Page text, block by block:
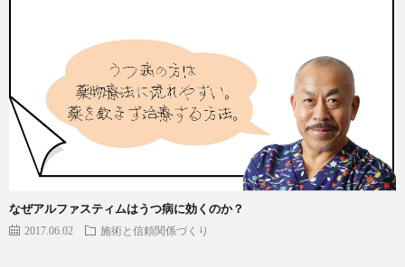
なぜアルファスティムはうつ病に効くのか？
2017.06.02 施術と信頼関係づくり